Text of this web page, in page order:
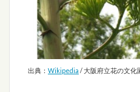
出典： Wikipedia / 大阪府立花の文化